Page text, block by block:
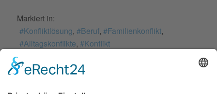
Markiert in:
Konfliktlösung
Beruf
Familienkonflikt
Alltagskonflikte
Konflikt
Bleiben Sie informiert